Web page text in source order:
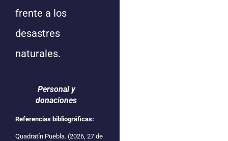
frente a los
desastres
naturales.
Personal y
donaciones
Referencias bibliográficas:
Quadratín Puebla. (2026, 27 de